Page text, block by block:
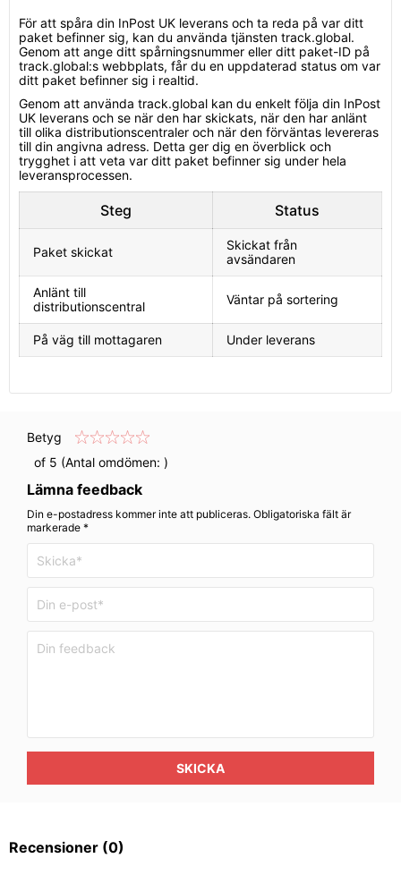
För att spåra din InPost UK leverans och ta reda på var ditt
paket befinner sig, kan du använda tjänsten track.global.
Genom att ange ditt spårningsnummer eller ditt paket-ID på
track.global:s webbplats, får du en uppdaterad status om var
ditt paket befinner sig i realtid.
Genom att använda track.global kan du enkelt följa din InPost
UK leverans och se när den har skickats, när den har anlänt
till olika distributionscentraler och när den förväntas levereras
till din angivna adress. Detta ger dig en överblick och
trygghet i att veta var ditt paket befinner sig under hela
leveransprocessen.
Steg Status
Paket skickat
Skickat från
avsändaren
Anlänt till
distributionscentral
Väntar på sortering
På väg till mottagaren Under leverans
Betyg
of 5 (Antal omdömen: )
Lämna feedback
Din e-postadress kommer inte att publiceras. Obligatoriska fält är
markerade *
SKICKA
Recensioner (0)